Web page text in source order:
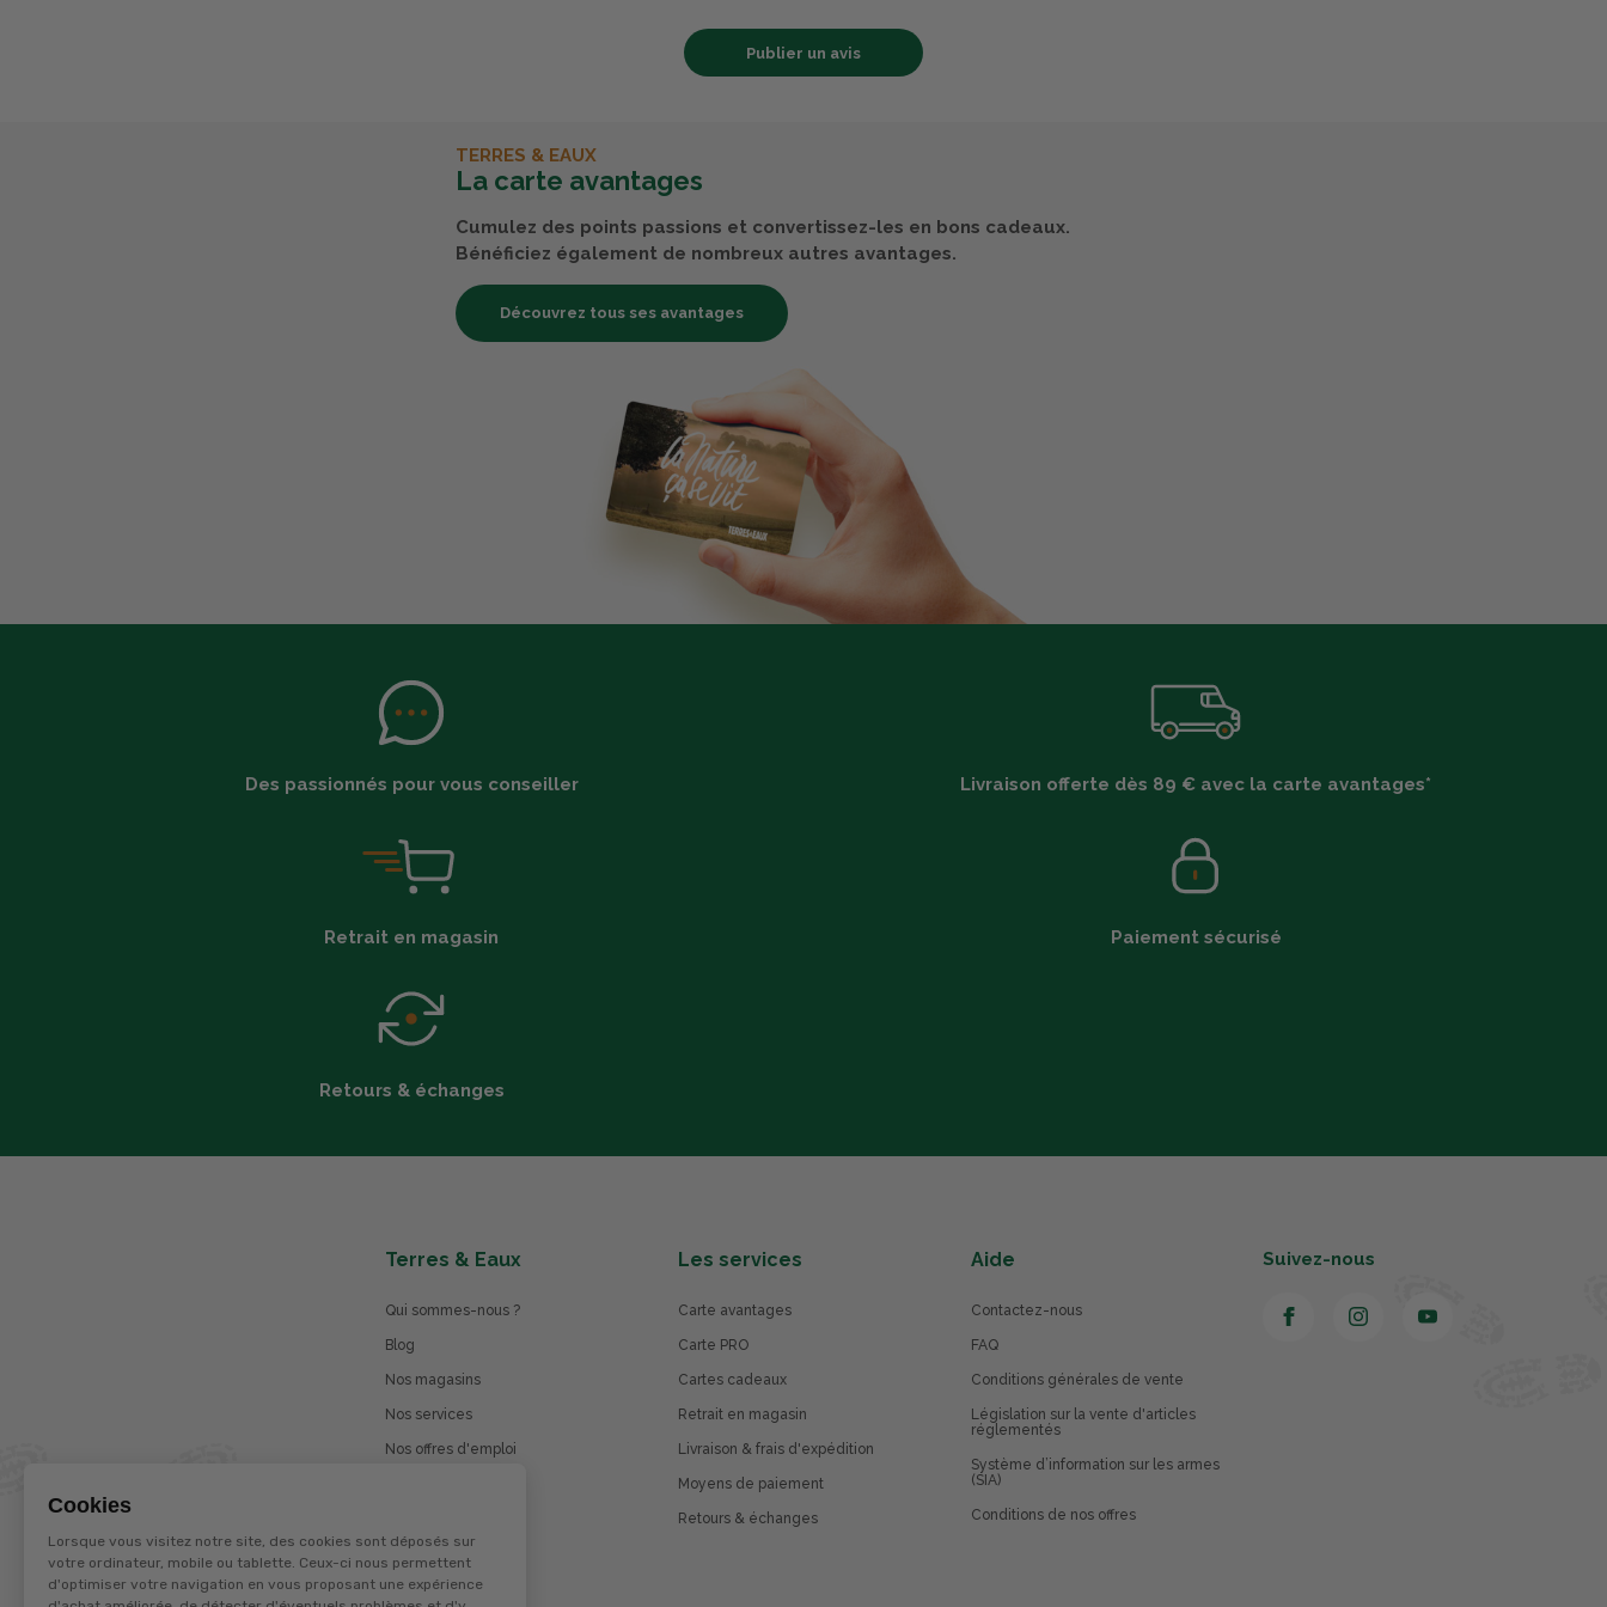
Cookies
Lorsque vous visitez notre site, des cookies sont déposés sur
votre ordinateur, mobile ou tablette. Ceux-ci nous permettent
d'optimiser votre navigation en vous proposant une expérience
Publier un avis
TERRES & EAUX
La carte avantages
Cumulez des points passions et convertissez-les en bons cadeaux.
Bénéficiez également de nombreux autres avantages.
Découvrez tous ses avantages
Des passionnés pour vous conseiller Livraison offerte dès 89 € avec la carte avantages*
Retrait en magasin Paiement sécurisé
Retours & échanges
Terres & Eaux
Qui sommes-nous ?
Blog
Nos magasins
Nos services
Nos offres d'emploi
La marque Terzéo
Les services
Carte avantages
Carte PRO
Cartes cadeaux
Retrait en magasin
Livraison & frais d'expédition
Moyens de paiement
Retours & échanges
Aide
Contactez-nous
FAQ
Conditions générales de vente
Législation sur la vente d'articles
réglementés
Système d’information sur les armes
(SIA)
Conditions de nos offres
Suivez-nous